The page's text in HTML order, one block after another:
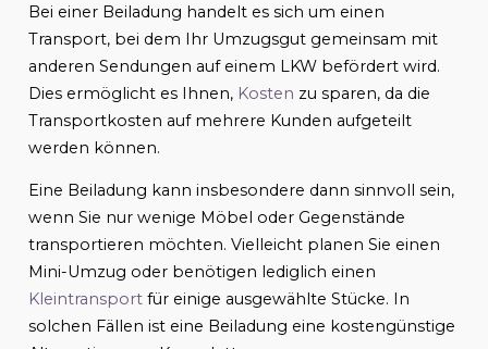
Bei einer Beiladung handelt es sich um einen
Transport, bei dem Ihr Umzugsgut gemeinsam mit
anderen Sendungen auf einem LKW befördert wird.
Dies ermöglicht es Ihnen, Kosten zu sparen, da die
Transportkosten auf mehrere Kunden aufgeteilt
werden können.
Eine Beiladung kann insbesondere dann sinnvoll sein,
wenn Sie nur wenige Möbel oder Gegenstände
transportieren möchten. Vielleicht planen Sie einen
Mini-Umzug oder benötigen lediglich einen
Kleintransportfür einige ausgewählte Stücke. In
solchen Fällen ist eine Beiladung eine kostengünstige